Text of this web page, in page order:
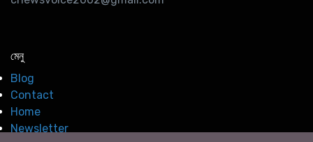
মেনু
Blog
Contact
Home
Newsletter